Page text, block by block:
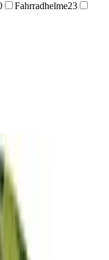
Fahrradhelme23
| Leichter &
mit
anpassbar
XXS-S